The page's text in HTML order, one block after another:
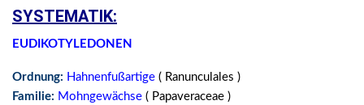
SYSTEMATIK:
EUDIKOTYLEDONEN
Ordnung: Hahnenfußartige ( Ranunculales )
Familie: Mohngewächse ( Papaveraceae )